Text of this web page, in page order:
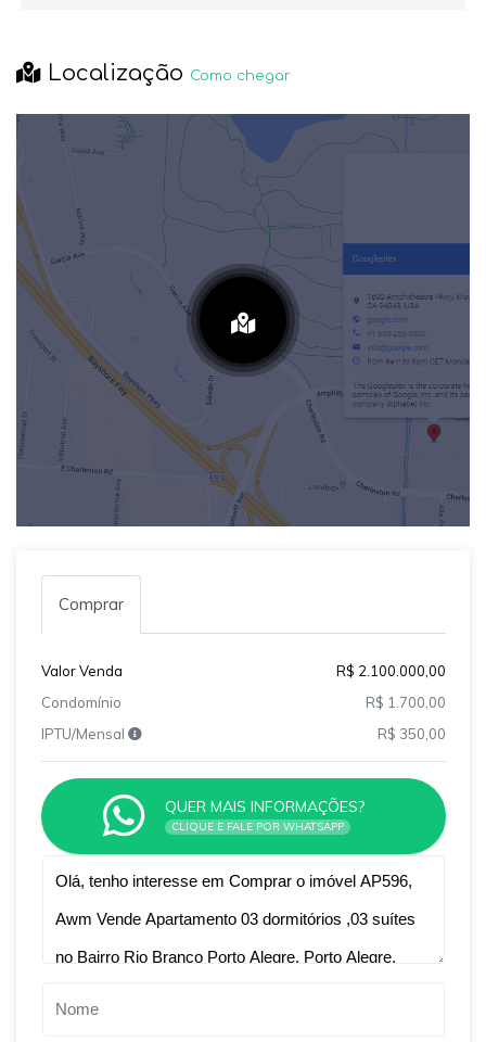
Localização Como chegar
Comprar
Valor Venda
R$ 2.100.000,00
Condomínio
R$ 1.700,00
IPTU/Mensal
R$ 350,00
QUER MAIS INFORMAÇÕES?
CLIQUE E FALE POR WHATSAPP